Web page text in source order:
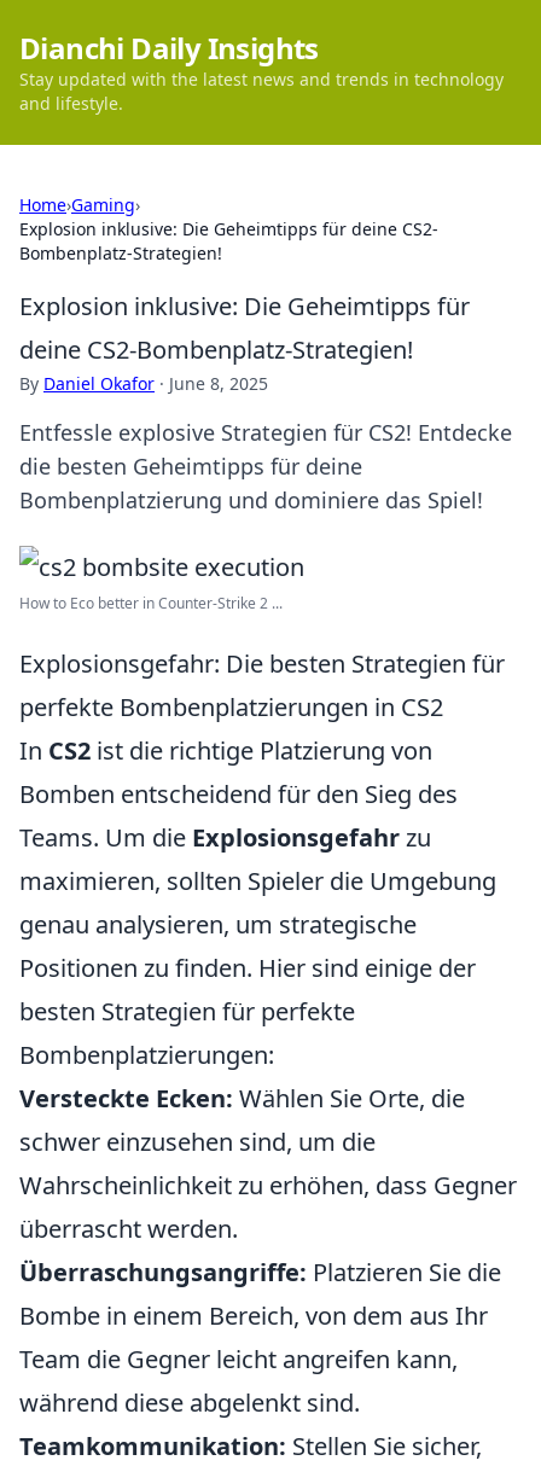
Dianchi Daily Insights
Stay updated with the latest news and trends in technology
and lifestyle.
Home›Gaming›
Explosion inklusive: Die Geheimtipps für deine CS2-
Bombenplatz-Strategien!
Explosion inklusive: Die Geheimtipps für
deine CS2-Bombenplatz-Strategien!
By Daniel Okafor · June 8, 2025
Entfessle explosive Strategien für CS2! Entdecke
die besten Geheimtipps für deine
Bombenplatzierung und dominiere das Spiel!
How to Eco better in Counter-Strike 2 ...
Explosionsgefahr: Die besten Strategien für
perfekte Bombenplatzierungen in CS2
In CS2 ist die richtige Platzierung von
Bomben entscheidend für den Sieg des
Teams. Um die Explosionsgefahrzu
maximieren, sollten Spieler die Umgebung
genau analysieren, um strategische
Positionen zu finden. Hier sind einige der
besten Strategien für perfekte
Bombenplatzierungen:
Versteckte Ecken: Wählen Sie Orte, die
schwer einzusehen sind, um die
Wahrscheinlichkeit zu erhöhen, dass Gegner
überrascht werden.
Überraschungsangriffe: Platzieren Sie die
Bombe in einem Bereich, von dem aus Ihr
Team die Gegner leicht angreifen kann,
während diese abgelenkt sind.
Teamkommunikation: Stellen Sie sicher,